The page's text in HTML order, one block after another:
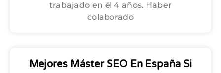
trabajado en él 4 años. Haber
colaborado
Mejores Máster SEO En España Si